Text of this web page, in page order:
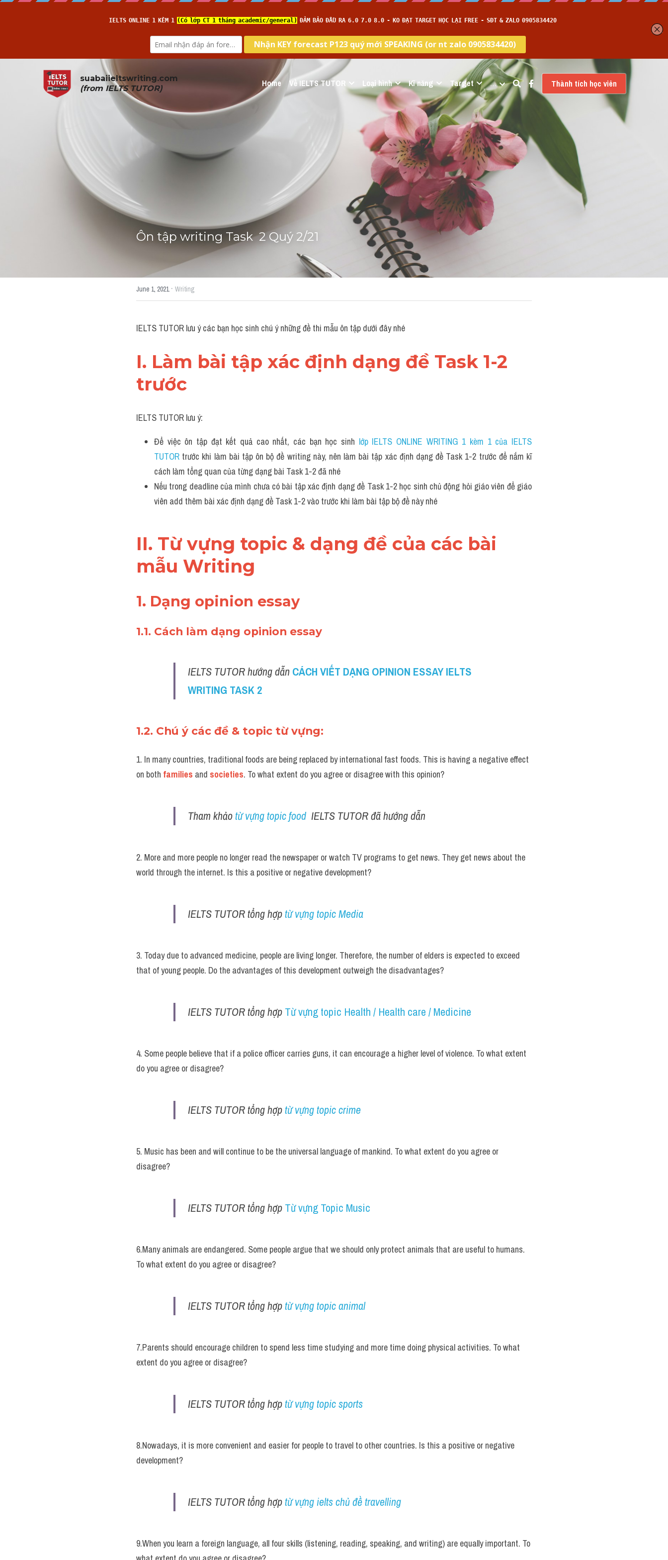
suabaiieltswriting.com
(from IELTS TUTOR) Home Về IELTS TUTOR Loại hình Kĩ năng Target … Thành tích học viên
Ôn tập writing Task  2 Quý 2/21
June 1, 2021· Writing
IELTS TUTOR lưu ý các bạn học sinh chú ý những đề thi mẫu ôn tập dưới đây nhé
I. Làm bài tập xác định dạng đề Task 1-2
trước
IELTS TUTOR lưu ý:
Để việc ôn tập đạt kết quả cao nhất, các bạn học sinh lớp IELTS ONLINE WRITING 1 kèm 1 của IELTS
TUTOR trước khi làm bài tập ôn bộ đề writing này, nên làm bài tập xác định dạng đề Task 1-2 trước để nắm kĩ
cách làm tổng quan của từng dạng bài Task 1-2 đã nhé
Nếu trong deadline của mình chưa có bài tập xác định dạng đề Task 1-2 học sinh chủ động hỏi giáo viên để giáo
viên add thêm bài xác định dạng đề Task 1-2 vào trước khi làm bài tập bộ đề này nhé
II. Từ vựng topic & dạng đề của các bài
mẫu Writing
1. Dạng opinion essay
1.1. Cách làm dạng opinion essay
IELTS TUTOR hướng dẫn CÁCH VIẾT DẠNG OPINION ESSAY IELTS
WRITING TASK 2
1.2. Chú ý các đề & topic từ vựng:
1. In many countries, traditional foods are being replaced by international fast foods. This is having a negative effect
on both families and societies. To what extent do you agree or disagree with this opinion?
Tham khảo từ vựng topic food IELTS TUTOR đã hướng dẫn
2. More and more people no longer read the newspaper or watch TV programs to get news. They get news about the
world through the internet. Is this a positive or negative development?
IELTS TUTOR tổng hợp từ vựng topic Media
3. Today due to advanced medicine, people are living longer. Therefore, the number of elders is expected to exceed
that of young people. Do the advantages of this development outweigh the disadvantages?
IELTS TUTOR tổng hợp Từ vựng topic Health / Health care / Medicine
4. Some people believe that if a police officer carries guns, it can encourage a higher level of violence. To what extent
do you agree or disagree?
IELTS TUTOR tổng hợp từ vựng topic crime
5. Music has been and will continue to be the universal language of mankind. To what extent do you agree or
disagree?
IELTS TUTOR tổng hợp Từ vựng Topic Music
6.Many animals are endangered. Some people argue that we should only protect animals that are useful to humans.
To what extent do you agree or disagree?
IELTS TUTOR tổng hợp từ vựng topic animal
7.Parents should encourage children to spend less time studying and more time doing physical activities. To what
extent do you agree or disagree?
IELTS TUTOR tổng hợp từ vựng topic sports
8.Nowadays, it is more convenient and easier for people to travel to other countries. Is this a positive or negative
development?
IELTS TUTOR tổng hợp từ vựng ielts chủ đề travelling
9.When you learn a foreign language, all four skills (listening, reading, speaking, and writing) are equally important. To